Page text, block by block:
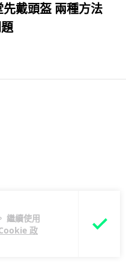
繼續使用
政
戴頭盔 兩種方法